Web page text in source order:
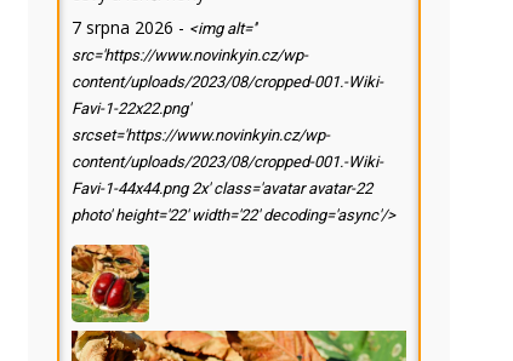
7 srpna 2026 - <img alt=''
src='https://www.novinkyin.cz/wp-
content/uploads/2023/08/cropped-001.-Wiki-
Favi-1-22x22.png'
srcset='https://www.novinkyin.cz/wp-
content/uploads/2023/08/cropped-001.-Wiki-
Favi-1-44x44.png 2x' class='avatar avatar-22
photo' height='22' width='22' decoding='async'/>